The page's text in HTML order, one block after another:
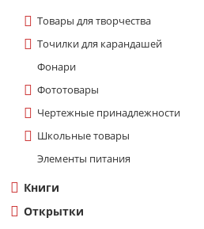
Товары для творчества
Точилки для карандашей
Фонари
Фототовары
Чертежные принадлежности
Школьные товары
Элементы питания
Книги
Открытки